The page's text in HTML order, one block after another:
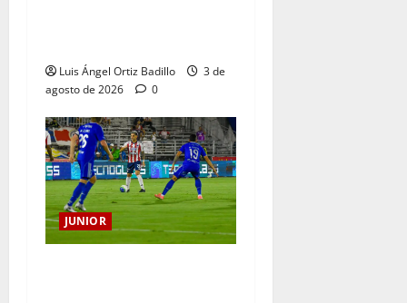
Luis Ángel Ortiz Badillo
3 de
agosto de 2026
0
JUNIOR